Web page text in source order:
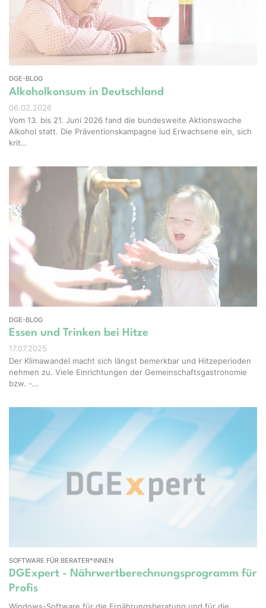
DGE-BLOG
Alkoholkonsum in Deutschland
06.02.2026
Vom 13. bis 21. Juni 2026 fand die bundesweite Aktionswoche
Alkohol statt. Die Präventionskampagne lud Erwachsene ein, sich
krit…
DGE-BLOG
Essen und Trinken bei Hitze
17.07.2025
Der Klimawandel macht sich längst bemerkbar und Hitzeperioden
nehmen zu. Viele Einrichtungen der Gemeinschaftsgastronomie
bzw. -…
SOFTWARE FÜR BERATER*INNEN
DGExpert - Nährwertberechnungsprogramm für
Profis
Windows-Software für die Ernährungsberatung und für die